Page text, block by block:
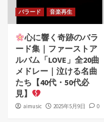
バラード 音楽再生
心に響く奇跡のバラ
ード集｜ファーストア
ルバム「LOVE」全20曲
メドレー｜泣ける名曲
たち【40代・50代必
見】
aimusic 2025年5月9日 0